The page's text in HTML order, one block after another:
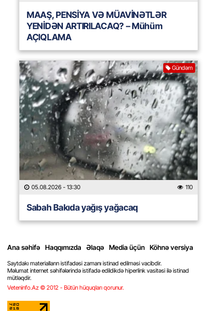
MAAŞ, PENSİYA VƏ MÜAVİNƏTLƏR
YENİDƏN ARTIRILACAQ? – Mühüm
AÇIQLAMA
Gündəm
05.08.2026 - 13:30 110
Sabah Bakıda yağış yağacaq
Ana səhifə Haqqımızda Əlaqə Media üçün Köhnə versiya
Saytdakı materialların istifadəsi zamanı istinad edilməsi vacibdir.
Məlumat internet səhifələrində istifadə edildikdə hiperlink vasitəsi ilə istinad
mütləqdir.
Veteninfo.Az © 2012 - Bütün hüquqları qorunur.